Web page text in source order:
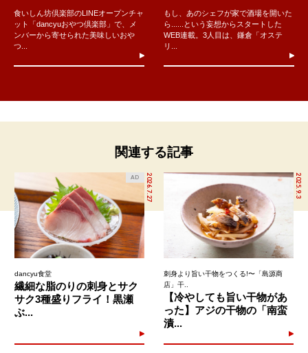
食いしん坊倶楽部のLINEオープンチャ
ット「dancyuおやつ倶楽部」で、メ
ンバーから寄せられた美味しいおや
つ...
もし、あのシェフが家で酒場を開いた
ら......という妄想からスタートした
WEB連載。3人目は、鎌倉「オステ
リ...
関連する記事
2026.7.27
AD
dancyu食堂
繊細な脂のりの刺身とサク
サク3種盛りフライ！黒瀬
ぶ...
2025.9.3
刺身より旨い干物をつくる!〜「島源商
店」干..
【冷やしても旨い干物があ
った】アジの干物の「南蛮
漬...